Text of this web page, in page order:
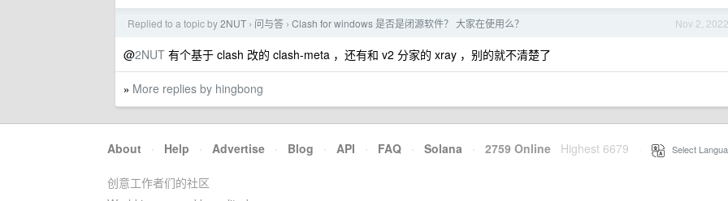
Nov 2, 2022
Replied to a topic by2NUT › 问与答 › Clash for windows 是否是闭源软件？ 大家在使用么？
@2NUT 有个基于 clash 改的 clash-meta ，还有和 v2 分家的 xray ，别的就不清楚了
» More replies by hingbong
About · Help · Advertise · Blog · API · FAQ · Solana · 2759 Online Highest 6679 Select
创意工作者们的社区